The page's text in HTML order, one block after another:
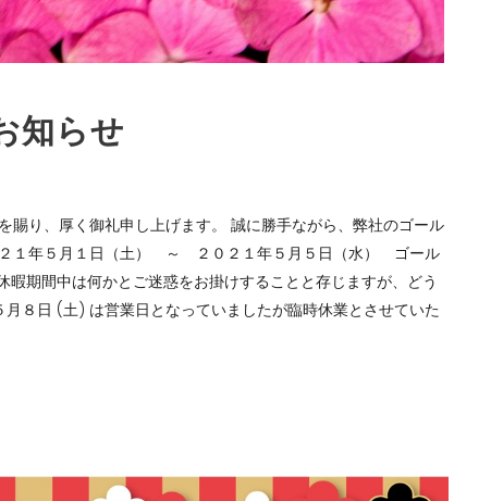
知らせ
り、厚く御礼申し上げます。 誠に勝手ながら、弊社のゴール
１年５月１日（土） ～ ２０２１年５月５日（水） ゴール
期間中は何かとご迷惑をお掛けすることと存じますが、どう
８日 (土) は営業日となっていましたが臨時休業とさせていた